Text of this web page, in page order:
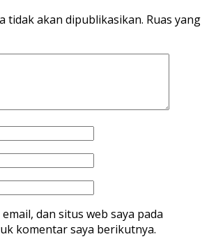
tidak akan dipublikasikan. Ruas yang
dan situs web saya pada
komentar saya berikutnya.